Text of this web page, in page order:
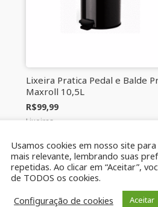
Lixeira Pratica Pedal e Balde
Maxroll 10,5L
R$99,99
Lixeiras
ADICIONAR AO
CARRINHO
Usamos cookies em nosso site
mais relevante, lembrando suas
repetidas. Ao clicar em “Aceitar”,
de TODOS os cookies.
Configuração de cookies
Aceitar